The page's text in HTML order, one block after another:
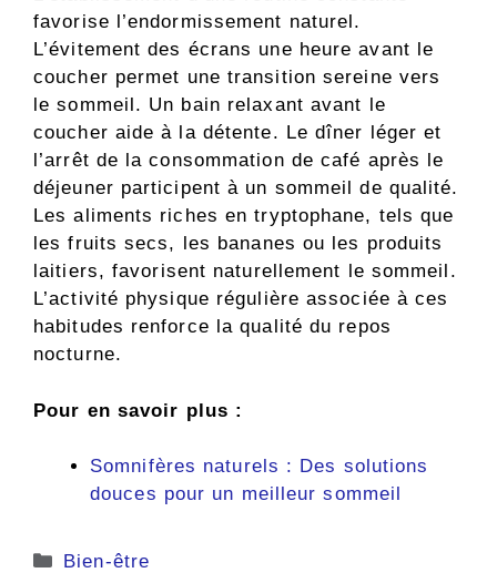
favorise l’endormissement naturel.
L’évitement des écrans une heure avant le
coucher permet une transition sereine vers
le sommeil. Un bain relaxant avant le
coucher aide à la détente. Le dîner léger et
l’arrêt de la consommation de café après le
déjeuner participent à un sommeil de qualité.
Les aliments riches en tryptophane, tels que
les fruits secs, les bananes ou les produits
laitiers, favorisent naturellement le sommeil.
L’activité physique régulière associée à ces
habitudes renforce la qualité du repos
nocturne.
Pour en savoir plus :
Somnifères naturels : Des solutions
douces pour un meilleur sommeil
Catégories
Bien-être